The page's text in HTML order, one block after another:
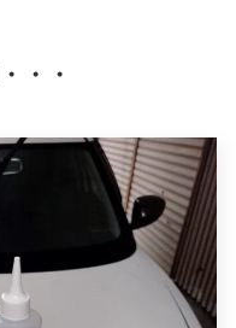
・・